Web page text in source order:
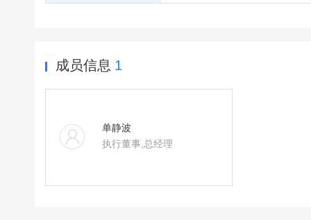
成员信息 1
单静波
执行董事,总经理